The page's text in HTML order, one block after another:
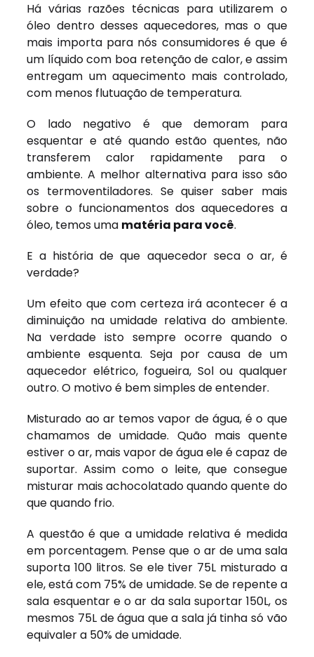
Há várias razões técnicas para utilizarem o
óleo dentro desses aquecedores, mas o que
mais importa para nós consumidores é que é
um líquido com boa retenção de calor, e assim
entregam um aquecimento mais controlado,
com menos flutuação de temperatura.
O lado negativo é que demoram para
esquentar e até quando estão quentes, não
transferem calor rapidamente para o
ambiente. A melhor alternativa para isso são
os termoventiladores. Se quiser saber mais
sobre o funcionamentos dos aquecedores a
óleo, temos uma matéria para você.
E a história de que aquecedor seca o ar, é
verdade?
Um efeito que com certeza irá acontecer é a
diminuição na umidade relativa do ambiente.
Na verdade isto sempre ocorre quando o
ambiente esquenta. Seja por causa de um
aquecedor elétrico, fogueira, Sol ou qualquer
outro. O motivo é bem simples de entender.
Misturado ao ar temos vapor de água, é o que
chamamos de umidade. Quão mais quente
estiver o ar, mais vapor de água ele é capaz de
suportar. Assim como o leite, que consegue
misturar mais achocolatado quando quente do
que quando frio.
A questão é que a umidade relativa é medida
em porcentagem. Pense que o ar de uma sala
suporta 100 litros. Se ele tiver 75L misturado a
ele, está com 75% de umidade. Se de repente a
sala esquentar e o ar da sala suportar 150L, os
mesmos 75L de água que a sala já tinha só vão
equivaler a 50% de umidade.